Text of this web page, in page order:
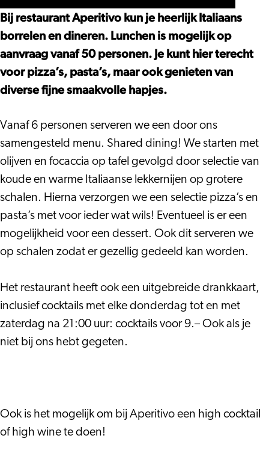
Bij restaurant Aperitivo kun je heerlijk Italiaans
borrelen en dineren. Lunchen is mogelijk op
aanvraag vanaf 50 personen. Je kunt hier terecht
voor pizza’s, pasta’s, maar ook genieten van
diverse fijne smaakvolle hapjes.
Vanaf 6 personen serveren we een door ons
samengesteld menu. Shared dining! We starten met
olijven en focaccia op tafel gevolgd door selectie van
koude en warme Italiaanse lekkernijen op grotere
schalen. Hierna verzorgen we een selectie pizza’s en
pasta’s met voor ieder wat wils! Eventueel is er een
mogelijkheid voor een dessert. Ook dit serveren we
op schalen zodat er gezellig gedeeld kan worden.
Het restaurant heeft ook een uitgebreide drankkaart,
inclusief cocktails met elke donderdag tot en met
zaterdag na 21:00 uur: cocktails voor 9.– Ook als je
niet bij ons hebt gegeten.
Ook is het mogelijk om bij Aperitivo een high cocktail
of high wine te doen!